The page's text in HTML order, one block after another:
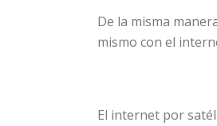
De la misma
mismo con el
El internet por